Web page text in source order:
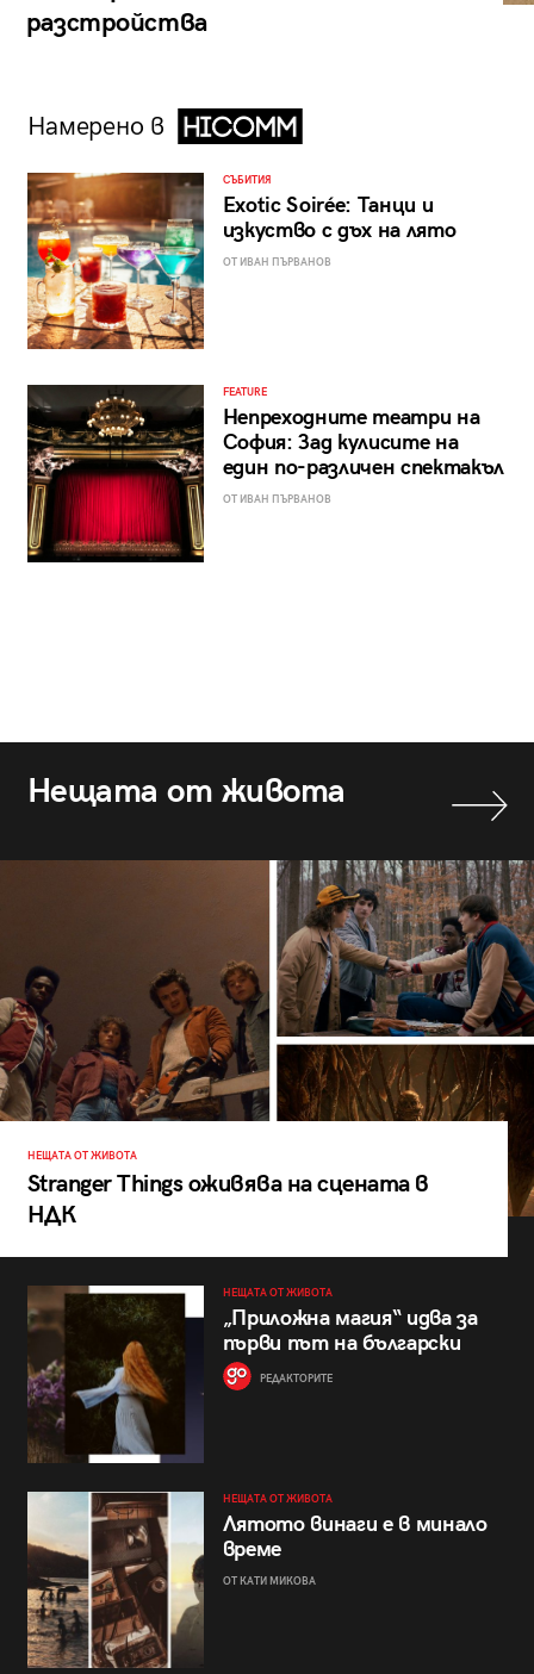
разстройства
Намерено в
СЪБИТИЯ
Exotic Soirée: Танци и
изкуство с дъх на лято
ОТ ИВАН ПЪРВАНОВ
FEATURE
Непреходните театри на
София: Зад кулисите на
един по-различен спектакъл
ОТ ИВАН ПЪРВАНОВ
Нещата от живота
НЕЩАТА ОТ ЖИВОТА
Stranger Things оживява на сцената в
НДК
НЕЩАТА ОТ ЖИВОТА
„Приложна магия“ идва за
първи път на български
РЕДАКТОРИТЕ
НЕЩАТА ОТ ЖИВОТА
Лятото винаги е в минало
време
ОТ КАТИ МИКОВА